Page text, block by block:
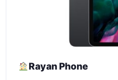
Rayan Phone